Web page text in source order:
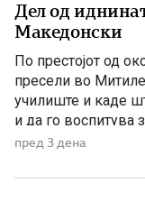
Дел од
Македонски
По престојот од
пресели во
училиште и каде
и да го воспитува
Македонија.
најславниот […]
пред 3 дена